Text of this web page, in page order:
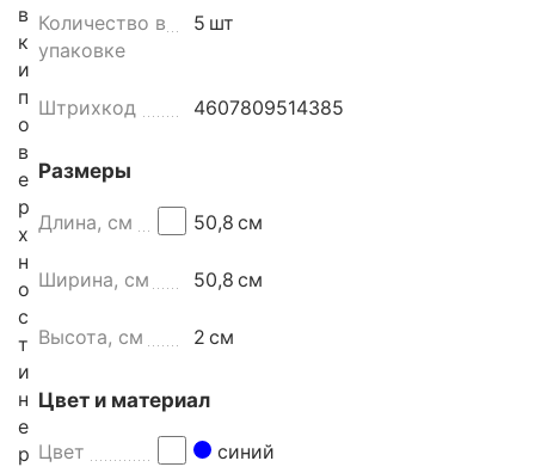
в
к
и
п
о
в
е
р
х
н
о
с
т
и
н
е
р
Количество в
упаковке
5 шт
Штрихкод 4607809514385
Размеры
Длина, см 50,8 см
Ширина, см 50,8 см
Высота, см 2 см
Цвет и материал
Цвет синий